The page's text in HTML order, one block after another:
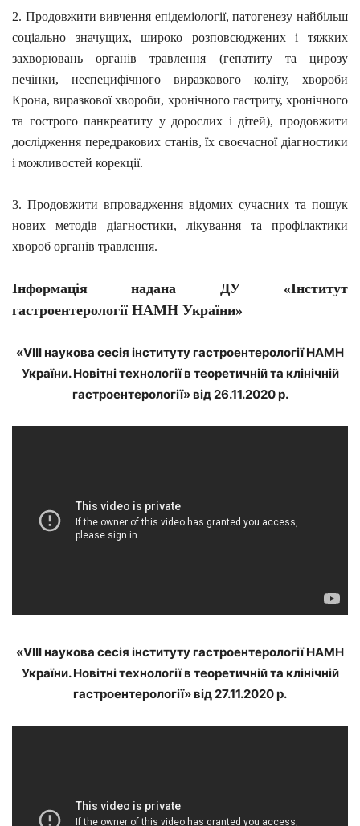
2. Продовжити вивчення епідеміології, патогенезу найбільш
соціально значущих, широко розповсюджених і тяжких
захворювань органів травлення (гепатиту та цирозу
печінки, неспецифічного виразкового коліту, хвороби
Крона, виразкової хвороби, хронічного гастриту, хронічного
та гострого панкреатиту у дорослих і дітей), продовжити
дослідження передракових станів,їх своєчасної діагностики
і можливостей корекції.
3. Продовжити впровадження відомих сучасних та пошук
нових методів
діагностики, лікування та профілактики
хвороб органів травлення.
Інформація надана ДУ «Інститут
гастроентерології НАМН України»
«VІІI наукова сесія інституту гастроентерології НАМН
України. Новітні технології в теоретичній та клінічній
гастроентерології» від 26.11.2020 р.
«VІІI наукова сесія інституту гастроентерології НАМН
України. Новітні технології в теоретичній та клінічній
гастроентерології» від 27.11.2020 р.